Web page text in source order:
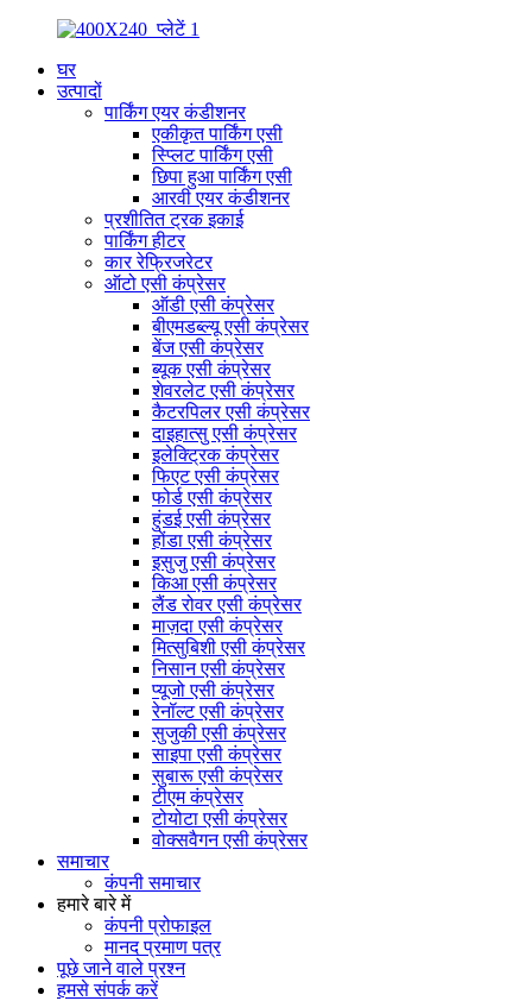
घर
उत्पादों
पार्किंग एयर कंडीशनर
एकीकृत पार्किंग एसी
स्प्लिट पार्किंग एसी
छिपा हुआ पार्किंग एसी
आरवी एयर कंडीशनर
प्रशीतित ट्रक इकाई
पार्किंग हीटर
कार रेफ्रिजरेटर
ऑटो एसी कंप्रेसर
ऑडी एसी कंप्रेसर
बीएमडब्ल्यू एसी कंप्रेसर
बेंज एसी कंप्रेसर
ब्यूक एसी कंप्रेसर
शेवरलेट एसी कंप्रेसर
कैटरपिलर एसी कंप्रेसर
दाइहात्सु एसी कंप्रेसर
इलेक्ट्रिक कंप्रेसर
फिएट एसी कंप्रेसर
फोर्ड एसी कंप्रेसर
हुंडई एसी कंप्रेसर
होंडा एसी कंप्रेसर
इसुजु एसी कंप्रेसर
किआ एसी कंप्रेसर
लैंड रोवर एसी कंप्रेसर
माज़दा एसी कंप्रेसर
मित्सुबिशी एसी कंप्रेसर
निसान एसी कंप्रेसर
प्यूजो एसी कंप्रेसर
रेनॉल्ट एसी कंप्रेसर
सुजुकी एसी कंप्रेसर
साइपा एसी कंप्रेसर
सुबारू एसी कंप्रेसर
टीएम कंप्रेसर
टोयोटा एसी कंप्रेसर
वोक्सवैगन एसी कंप्रेसर
समाचार
कंपनी समाचार
हमारे बारे में
कंपनी प्रोफाइल
मानद प्रमाण पत्र
पूछे जाने वाले प्रश्न
हमसे संपर्क करें